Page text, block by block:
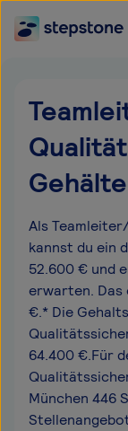
Als
kannst du ein
52.600 € und
erwarten. Das
€.* Die
64.400 €.Für
München 446